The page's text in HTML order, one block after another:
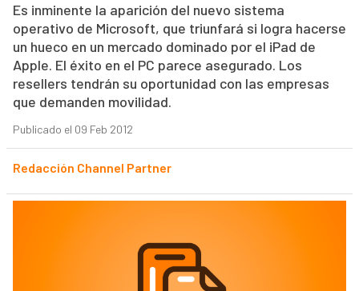
Es inminente la aparición del nuevo sistema
operativo de Microsoft, que triunfará si logra hacerse
un hueco en un mercado dominado por el iPad de
Apple. El éxito en el PC parece asegurado. Los
resellers tendrán su oportunidad con las empresas
que demanden movilidad.
Publicado el 09 Feb 2012
Redacción Channel Partner